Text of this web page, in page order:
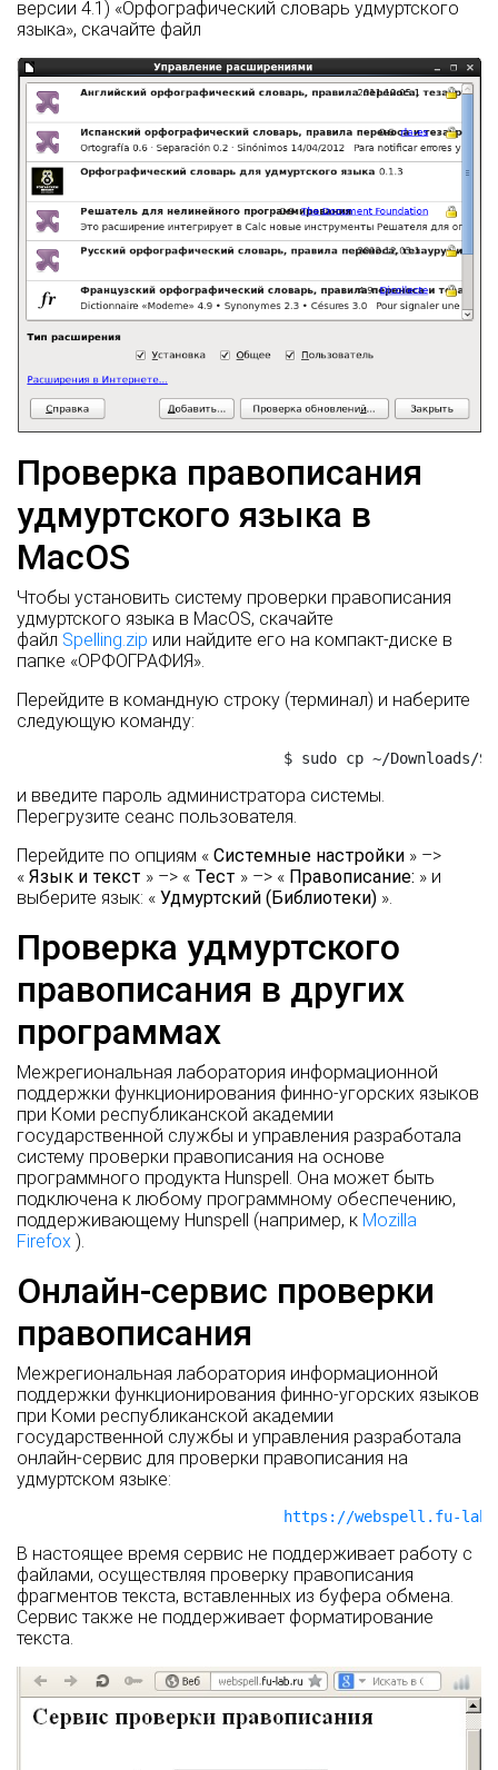
версии 4.1) «Орфографический словарь удмуртского
языка», скачайте файл
Проверка правописания
удмуртского языка в
MacOS
Чтобы установить систему проверки правописания
удмуртского языка в MacOS, скачайте
файл Spelling.zip или найдите его на компакт-диске в
папке «ОРФОГРАФИЯ».
Перейдите в командную строку (терминал) и наберите
следующую команду:
$ sudo cp ~/Downloads/
и введите пароль администратора системы.
Перегрузите сеанс пользователя.
Перейдите по опциям « Системные настройки » –>
« Язык и текст » –> « Тест » –> « Правописание: » и
выберите язык: « Удмуртский (Библиотеки) ».
Проверка удмуртского
правописания в других
программах
Межрегиональная лаборатория информационной
поддержки функционирования финно-угорских языков
при Коми республиканской академии
государственной службы и управления разработала
систему проверки правописания на основе
программного продукта Hunspell. Она может быть
подключена к любому программному обеспечению,
поддерживающему Hunspell (например, к Mozilla
Firefox ).
Онлайн-сервис проверки
правописания
Межрегиональная лаборатория информационной
поддержки функционирования финно-угорских языков
при Коми республиканской академии
государственной службы и управления разработала
онлайн-сервис для проверки правописания на
удмуртском языке:
https://webspell.fu-
В настоящее время сервис не поддерживает работу с
файлами, осуществляя проверку правописания
фрагментов текста, вставленных из буфера обмена.
Сервис также не поддерживает форматирование
текста.